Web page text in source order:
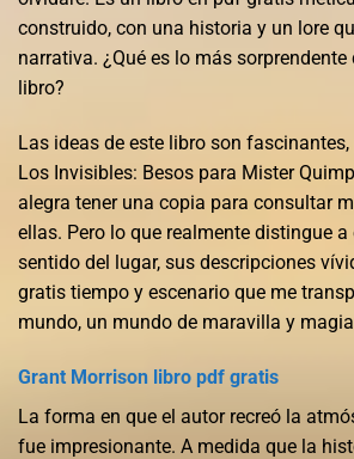
construido, con una historia y un lore
narrativa. ¿Qué es lo más
libro?
Las ideas de este libro son
Los Invisibles: Besos para Mister
alegra tener una copia para consultar
ellas. Pero lo que realmente distingue a
sentido del lugar, sus descripciones
gratis tiempo y escenario que me
mundo, un mundo de maravilla y
Grant Morrison libro pdf gratis
La forma en que el autor recreó la
fue impresionante. A medida que la